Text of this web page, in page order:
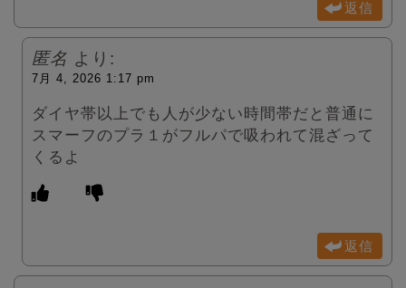
返信
匿名 より:
7月 4, 2026 1:17 pm
ダイヤ帯以上でも人が少ない時間帯だと普通に
スマーフのプラ１がフルパで吸われて混ざって
くるよ
返信